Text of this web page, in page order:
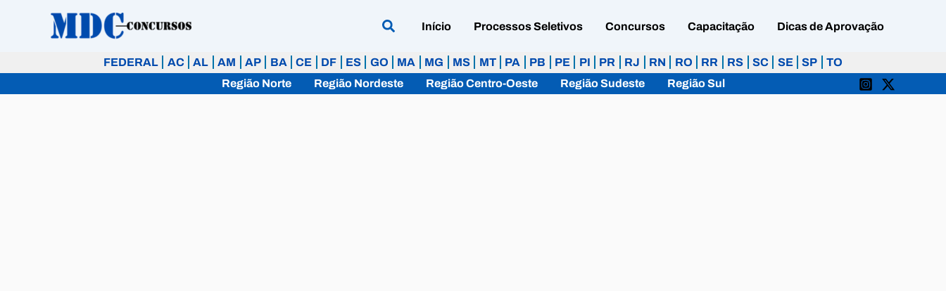
Início Processos Seletivos Concursos Capacitação Dicas de Aprovação
FEDERAL AC AL AM AP BA CE DF ES GO MA MG MS MT PA PB PE PI PR RJ RN RO RR RS SC SE SP
TO
Região Norte
Região Nordeste Região Centro-Oeste Região Sudeste Região Sul